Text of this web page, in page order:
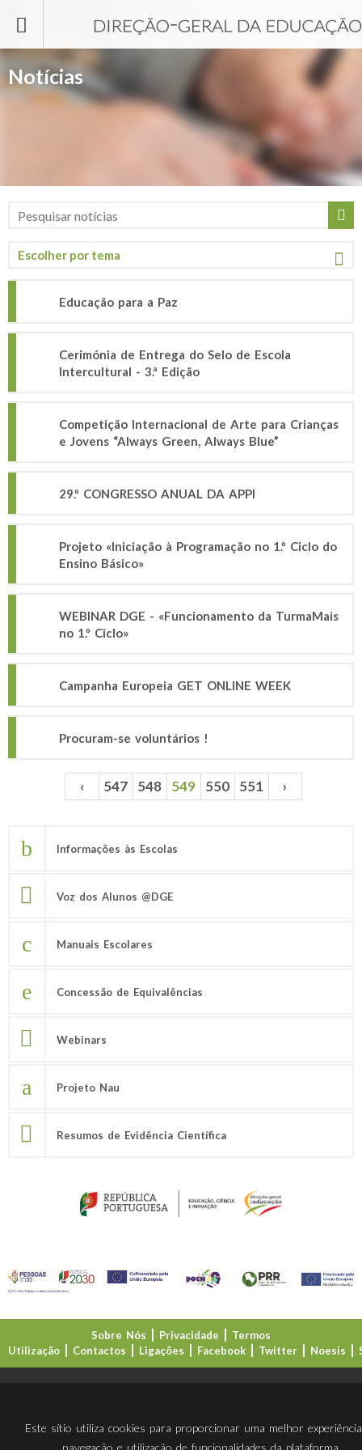
Notícias
Educação para a Paz
Cerimónia de Entrega do Selo de Escola
Intercultural - 3.ª Edição
Competição Internacional de Arte para Crianças
e Jovens “Always Green, Always Blue”
29.º CONGRESSO ANUAL DA APPI
Projeto «Iniciação à Programação no 1.º Ciclo do
Ensino Básico»
WEBINAR DGE - «Funcionamento da TurmaMais
no 1.º Ciclo»
Campanha Europeia GET ONLINE WEEK
Procuram-se voluntários !
Páginas ‹ 547 548 549 550 551 ›
Informações às Escolas
Voz dos Alunos @DGE
Manuais Escolares
Concessão de Equivalências
Webinars
Projeto Nau
Resumos de Evidência Científica
Sobre Nós Privacidade
Termos
Utilização
Contactos Ligações Facebook Twitter Noesis
Este sítio utiliza cookies para proporcionar uma melhor
navegação e utilização de funcionalidades da plataforma.